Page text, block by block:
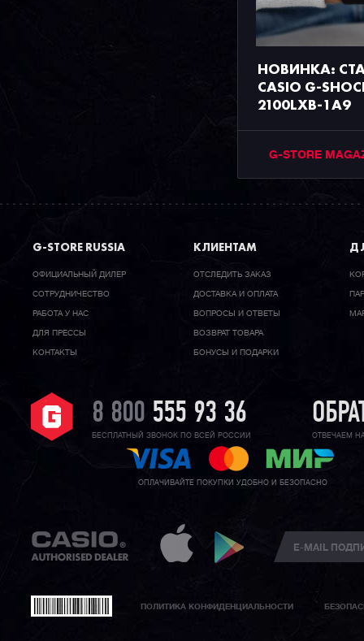
НОВИНКА:
CASIO G-
2100LXB-1A9
G-STORE
G-STORE RUSSIA
ОФИЦИАЛЬНЫЙ ДИЛЕР
CОТРУДНИЧЕСТВО
РАБОТА У НАС
ДЛЯ ПРЕССЫ
КОНТАКТЫ
КЛИЕНТАМ
ОТСЛЕДИТЬ ЗАКАЗ
ДОСТАВКА И ОПЛАТА
ВОПРОСЫ И ОТВЕТЫ
ВОЗВРАТ ТОВАРА
БОНУСЫ И ПОДАРКИ
8 800 555 93 36
БЕСПЛАТНЫЙ ЗВОНОК ПО ВСЕЙ РОССИИ ОТВЕЧАЕМ
ОПЛАЧИВАЙТЕ ПОКУПКИ УДОБНО И БЕЗОПАСНО
ПОЛИТИКА КОНФИДЕНЦИАЛЬНОСТИ